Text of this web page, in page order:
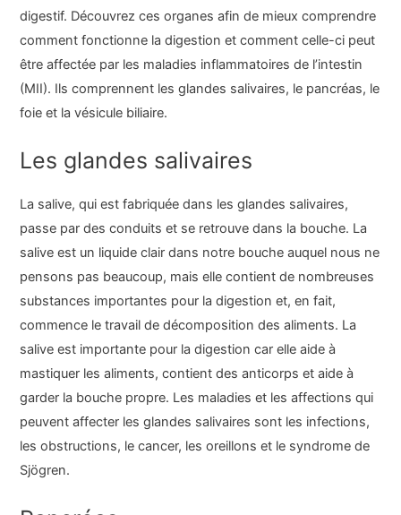
digestif. Découvrez ces organes afin de mieux comprendre
comment fonctionne la digestion et comment celle-ci peut
être affectée par les maladies inflammatoires de l’intestin
(MII). Ils comprennent les glandes salivaires, le pancréas, le
foie et la vésicule biliaire.
Les glandes salivaires
La salive, qui est fabriquée dans les glandes salivaires,
passe par des conduits et se retrouve dans la bouche. La
salive est un liquide clair dans notre bouche auquel nous ne
pensons pas beaucoup, mais elle contient de nombreuses
substances importantes pour la digestion et, en fait,
commence le travail de décomposition des aliments. La
salive est importante pour la digestion car elle aide à
mastiquer les aliments, contient des anticorps et aide à
garder la bouche propre. Les maladies et les affections qui
peuvent affecter les glandes salivaires sont les infections,
les obstructions, le cancer, les oreillons et le syndrome de
Sjögren.